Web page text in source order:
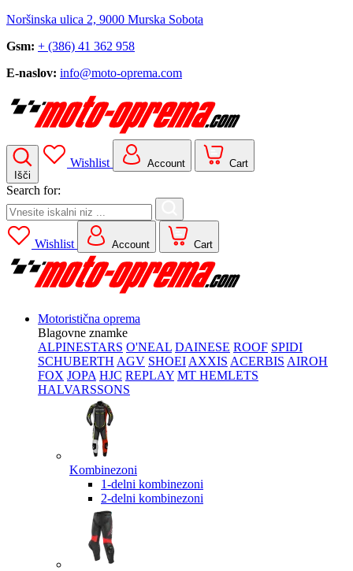
Noršinska ulica 2, 9000 Murska Sobota
Gsm: + (386) 41 362 958
E-naslov: info@moto-oprema.com
Išči
Wishlist Account Cart
Search for:
Wishlist Account Cart
Motoristična oprema
Blagovne znamke
ALPINESTARS O'NEAL DAINESE ROOF SPIDI
SCHUBERTH AGV SHOEI AXXIS ACERBIS AIROH
FOX JOPA HJC REPLAY MT HEMLETS
HALVARSSONS
Kombinezoni
1-delni kombinezoni
2-delni kombinezoni